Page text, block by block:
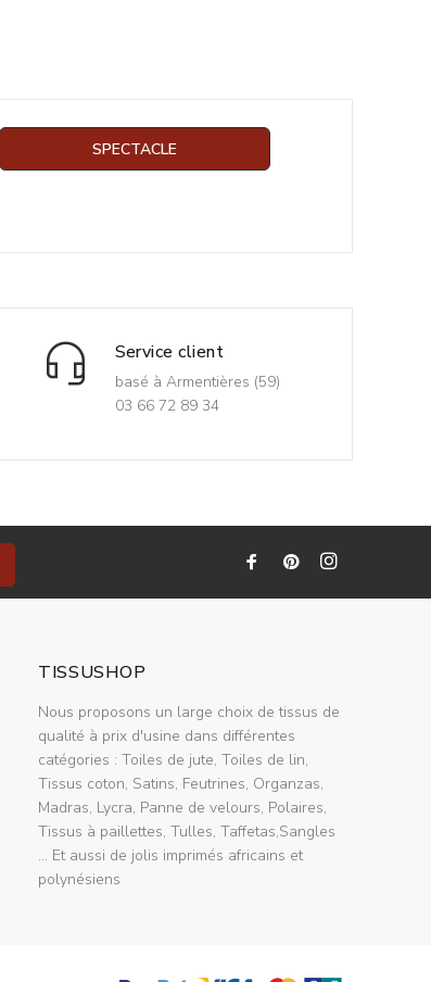
SPECTACLE
Service client
basé à Armentières (59)
03 66 72 89 34
TISSUSHOP
Nous proposons un large choix de tissus de
qualité à prix d'usine dans différentes
catégories : Toiles de jute, Toiles de lin,
Tissus coton, Satins, Feutrines, Organzas,
Madras, Lycra, Panne de velours, Polaires,
Tissus à paillettes, Tulles, Taffetas,Sangles
... Et aussi de jolis imprimés africains et
polynésiens